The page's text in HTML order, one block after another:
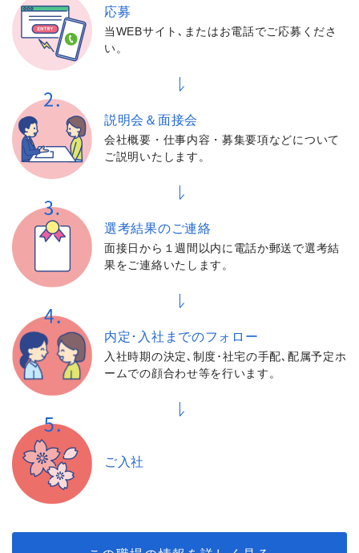
応募
当WEBサイト､またはお電話でご応募くださ
い。
説明会＆面接会
会社概要・仕事内容・募集要項などについて
ご説明いたします。
選考結果のご連絡
面接日から１週間以内に電話か郵送で選考結
果をご連絡いたします。
内定･入社までのフォロー
入社時期の決定､制度･社宅の手配､配属予定ホ
ームでの顔合わせ等を行います。
ご入社